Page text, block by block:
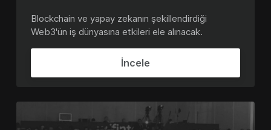
Blockchain ve yapay zekanın şekillendirdiği
Web3'ün iş dünyasına etkileri ele alınacak.
İncele